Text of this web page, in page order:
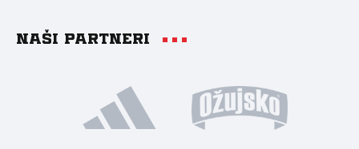
Naši partneri